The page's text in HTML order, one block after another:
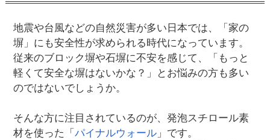
地震や台風などの自然災害が多い日本では、「家の
塀」にも安全性が求められる時代になっています。
従来のブロック塀や石塀に不安を感じて、「もっと
軽くて安全な塀はないかな？」とお悩みの方も多い
のではないでしょうか。
そんな方に注目されているのが、発泡スチロール素
材を使った「パイナルウォール」です。